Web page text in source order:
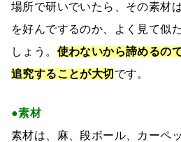
場所で研いでいたら、その素材
を好んでするのか、よく見て似
しょう。 使わないから諦めるの
追究することが大切 です。
●素材
素材は、麻、段ボール、カーペ